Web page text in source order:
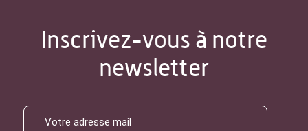
Inscrivez-vous à notre
newsletter